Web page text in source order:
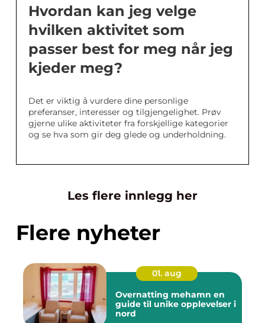
Hvordan kan jeg velge
hvilken aktivitet som
passer best for meg når jeg
kjeder meg?
Det er viktig å vurdere dine personlige
preferanser, interesser og tilgjengelighet. Prøv
gjerne ulike aktiviteter fra forskjellige kategorier
og se hva som gir deg glede og underholdning.
Les flere innlegg her
Flere nyheter
01. aug
Overnatting mehamn en
guide til unike opplevelser i
nord